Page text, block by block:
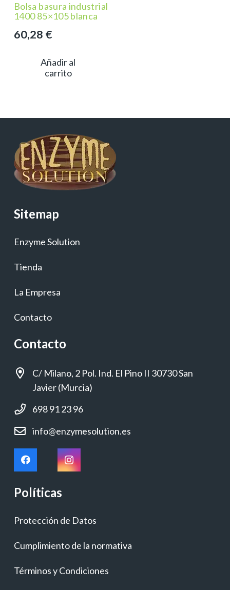
Bolsa basura industrial
1400 85×105 blanca
60,28 €
Añadir al
carrito
Sitemap
Enzyme Solution
Tienda
La Empresa
Contacto
Contacto
C/ Milano, 2 Pol. Ind. El Pino II 30730 San
Javier (Murcia)
698 91 23 96
info@enzymesolution.es
Políticas
Protección de Datos
Cumplimiento de la normativa
Términos y Condiciones